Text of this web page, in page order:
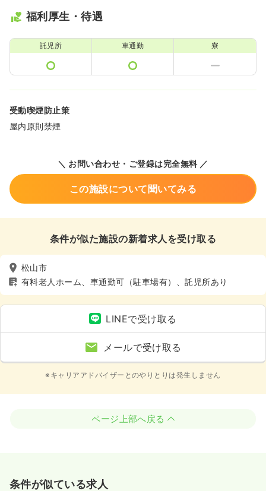
福利厚生・待遇
託児所 車通勤 寮
受動喫煙防止策
屋内原則禁煙
＼ お問い合わせ・ご登録は完全無料 ／
この施設について聞いてみる
条件が似た施設の新着求人を受け取る
松山市
有料老人ホーム、車通勤可（駐車場有）、託児所あり
LINEで受け取る
メールで受け取る
※キャリアアドバイザーとのやりとりは発生しません
ページ上部へ戻る
条件が似ている求人